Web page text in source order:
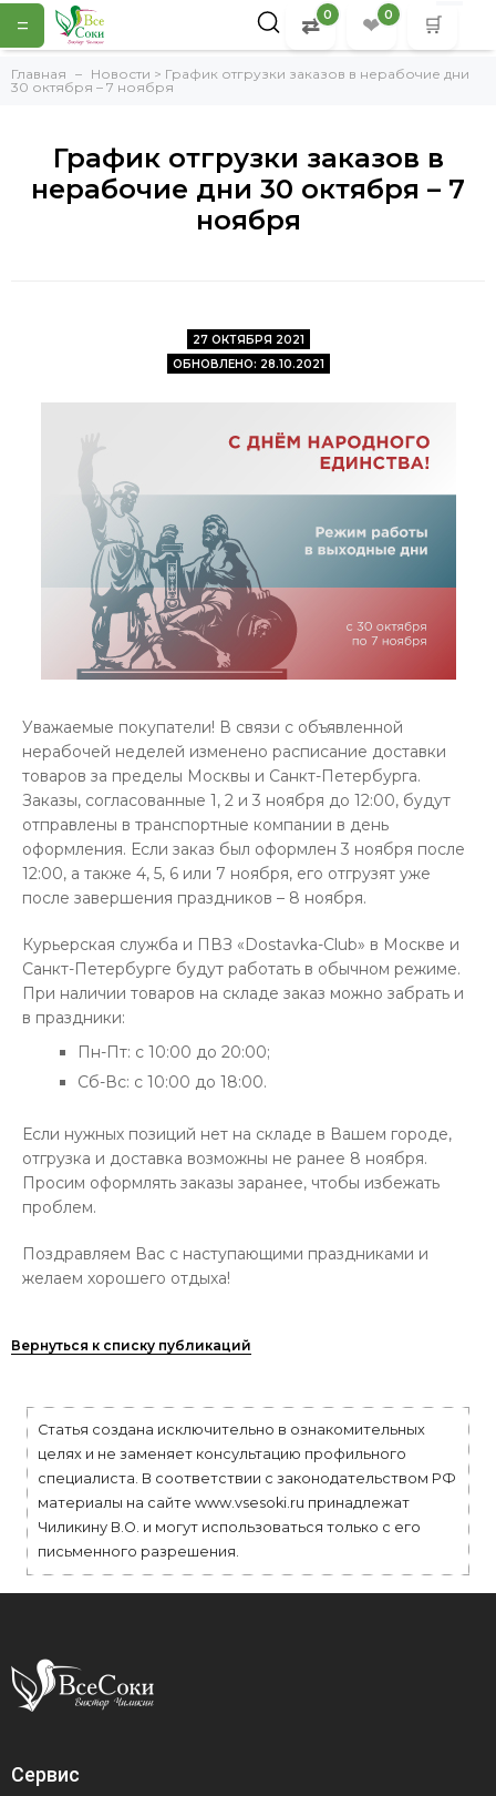
= ⇄ 0 ❤ 0 🛒
Главная
Новости > График отгрузки заказов в нерабочие дни
30 октября – 7 ноября
График отгрузки заказов в
нерабочие дни 30 октября – 7
ноября
27 ОКТЯБРЯ 2021
ОБНОВЛЕНО: 28.10.2021
Уважаемые покупатели! В связи с объявленной
нерабочей неделей изменено расписание доставки
товаров за пределы Москвы и Санкт-Петербурга.
Заказы, согласованные 1, 2 и 3 ноября до 12:00, будут
отправлены в транспортные компании в день
оформления. Если заказ был оформлен 3 ноября после
12:00, а также 4, 5, 6 или 7 ноября, его отгрузят уже
после завершения праздников – 8 ноября.
Курьерская служба и ПВЗ «Dostavka-Club» в Москве и
Санкт-Петербурге будут работать в обычном режиме.
При наличии товаров на складе заказ можно забрать и
в праздники:
Пн-Пт: с 10:00 до 20:00;
Сб-Вс: с 10:00 до 18:00.
Если нужных позиций нет на складе в Вашем городе,
отгрузка и доставка возможны не ранее 8 ноября.
Просим оформлять заказы заранее, чтобы избежать
проблем.
Поздравляем Вас с наступающими праздниками и
желаем хорошего отдыха!
Вернуться к списку публикаций
Статья создана исключительно в ознакомительных
целях и не заменяет консультацию профильного
специалиста. В соответствии с законодательством РФ
материалы на сайте www.vsesoki.ru принадлежат
Чиликину В.О. и могут использоваться только с его
письменного разрешения.
Сервис